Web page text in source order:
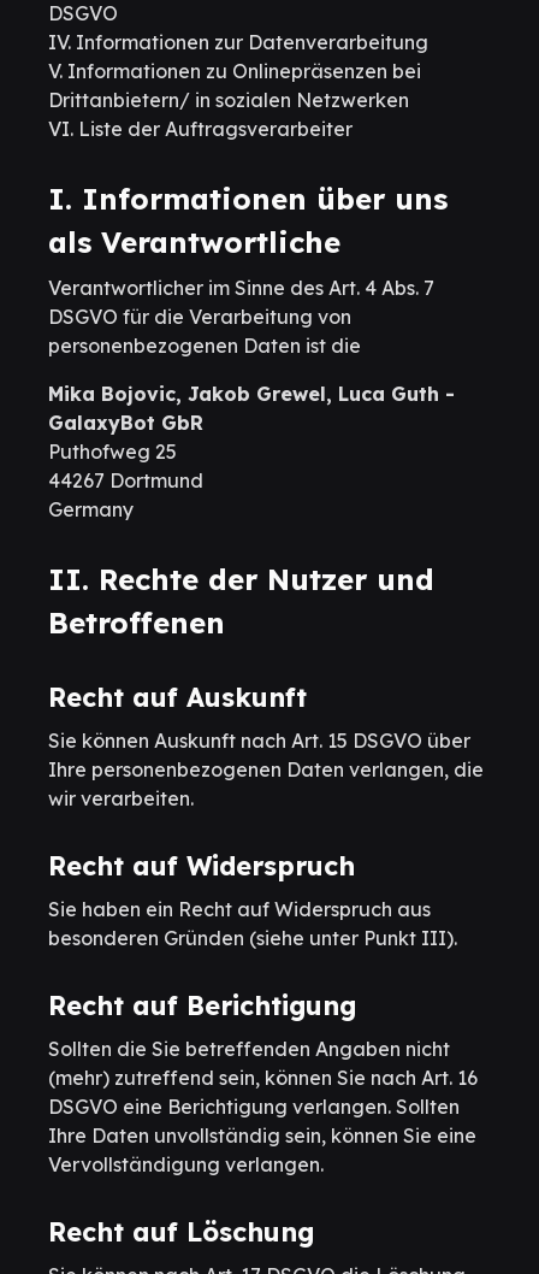
DSGVO
IV. Informationen zur Datenverarbeitung
V. Informationen zu Onlinepräsenzen bei
Drittanbietern/ in sozialen Netzwerken
VI. Liste der Auftragsverarbeiter
I. Informationen über uns
als Verantwortliche
Verantwortlicher im Sinne des Art. 4 Abs. 7
DSGVO für die Verarbeitung von
personenbezogenen Daten ist die
Mika Bojovic, Jakob Grewel, Luca Guth -
GalaxyBot GbR
Puthofweg 25
44267 Dortmund
Germany
II. Rechte der Nutzer und
Betroffenen
Recht auf Auskunft
Sie können Auskunft nach Art. 15 DSGVO über
Ihre personenbezogenen Daten verlangen, die
wir verarbeiten.
Recht auf Widerspruch
Sie haben ein Recht auf Widerspruch aus
besonderen Gründen (siehe unter Punkt III).
Recht auf Berichtigung
Sollten die Sie betreffenden Angaben nicht
(mehr) zutreffend sein, können Sie nach Art. 16
DSGVO eine Berichtigung verlangen. Sollten
Ihre Daten unvollständig sein, können Sie eine
Vervollständigung verlangen.
Recht auf Löschung